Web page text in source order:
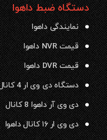
دستگاه ضبط داهوا
نمایندگی داهوا
قیمت NVR داهوا
قیمت DVR داهوا
دستگاه دی وی ار 4 کانال داهوا
دی وی آر داهوا 8 کانال
دی وی ار ۱۶ کانال داهوا